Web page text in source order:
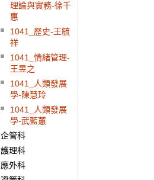
理論與實務-徐千
惠
1041_歷史-王毓
祥
1041_情緒管理-
王昱之
1041_人類發展
學-陳慧玲
1041_人類發展
學-武藍蕙
企管科
護理科
應外科